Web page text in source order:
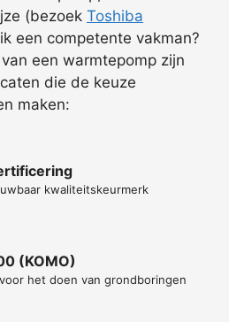
(bezoek Toshiba
een competente vakman?
een warmtepomp zijn
die de keuze
maken:
kwaliteitskeurmerk
(KOMO)
het doen van grondboringen